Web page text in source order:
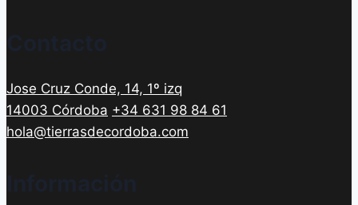
Jose Cruz Conde, 14, 1º izq
14003 Córdoba +34 631 98 84 61
hola@tierrasdecordoba.com